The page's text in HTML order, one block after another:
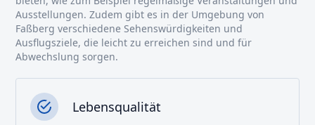
Ausstellungen. Zudem gibt es in der Umgebung von
Faßberg verschiedene Sehenswürdigkeiten und
Ausflugsziele, die leicht zu erreichen sind und für
Abwechslung sorgen.
Lebensqualität